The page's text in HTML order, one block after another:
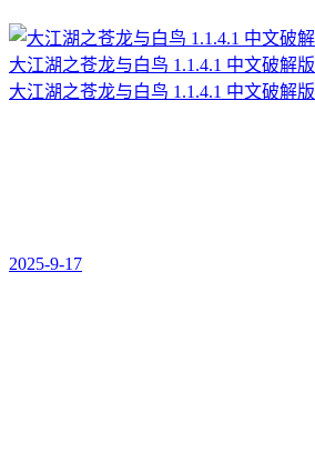
大江湖之苍龙与白鸟 1.1.4.1 中文破解版
大江湖之苍龙与白鸟 1.1.4.1 中文破解版
2025-9-17